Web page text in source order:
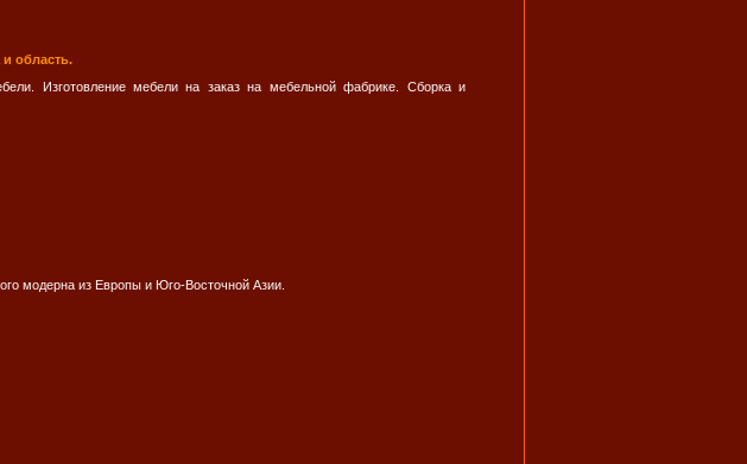
область.
Изготовление мебели на заказ на мебельной фабрике. Сборка и
модерна из Европы и Юго-Восточной Азии.